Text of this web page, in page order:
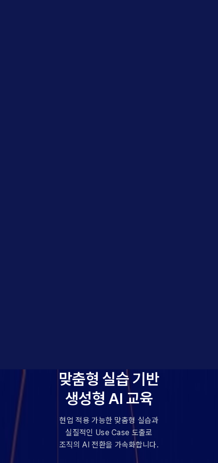
맞춤형 실습 기반
생성형 AI 교육
현업 적용 가능한 맞춤형 실습과
실질적인 Use Case 도출로
조직의 AI 전환을 가속화합니다.